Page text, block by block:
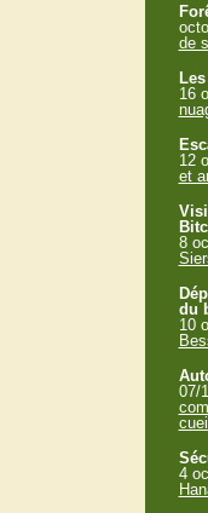
de
16
12
et
8
du
10
07/
4